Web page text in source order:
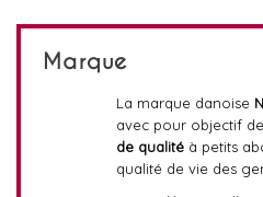
Marque
La marque danoise
avec pour objectif
de qualitéà petits
qualité de vie des